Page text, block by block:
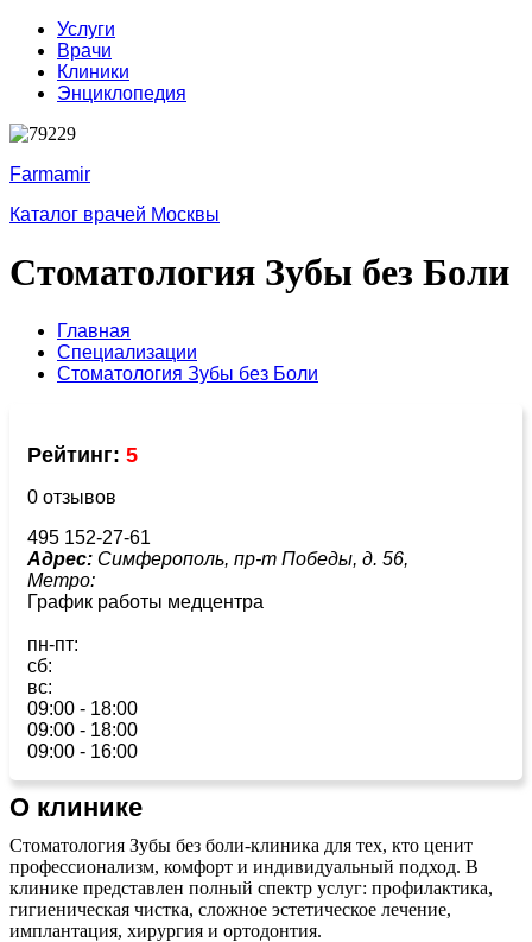
Услуги
Врачи
Клиники
Энциклопедия
Farmamir
Каталог врачей Москвы
Стоматология Зубы без Боли
Главная
Специализации
Стоматология Зубы без Боли
Рейтинг: 5
0 отзывов
495 152-27-61
Адрес: Симферополь, пр-т Победы, д. 56,
Метро:
График работы медцентра
пн-пт:
сб:
вс:
09:00 - 18:00
09:00 - 18:00
09:00 - 16:00
О клинике
Стоматология Зубы без боли-клиника для тех, кто ценит
профессионализм, комфорт и индивидуальный подход. В
клинике представлен полный спектр услуг: профилактика,
гигиеническая чистка, сложное эстетическое лечение,
имплантация, хирургия и ортодонтия.